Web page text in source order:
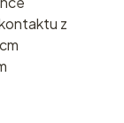
z